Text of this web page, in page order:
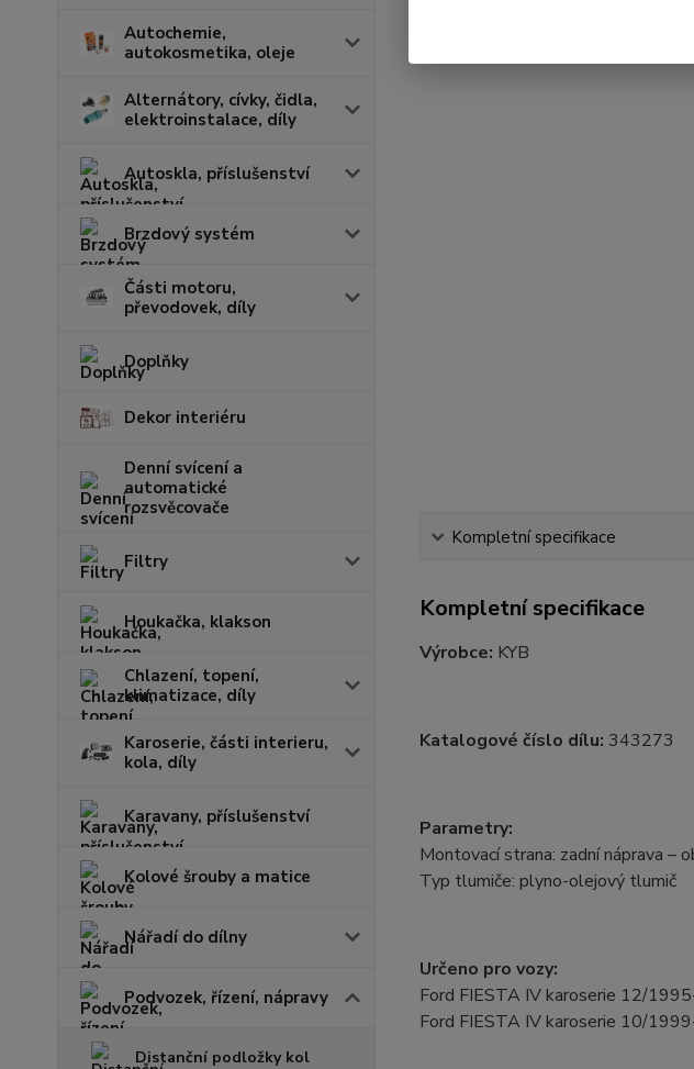
Autochemie,
autokosmetika, oleje
Alternátory, cívky, čidla,
elektroinstalace, díly
Autoskla, příslušenství
Brzdový systém
Části motoru,
převodovek, díly
Doplňky
Dekor interiéru
Denní svícení a
automatické
rozsvěcovače
Filtry
Houkačka, klakson
Chlazení, topení,
klimatizace, díly
Karoserie, části interieru,
kola, díly
Karavany, příslušenství
Kolové šrouby a matice
Nářadí do dílny
Podvozek, řízení, nápravy
Distanční podložky kol
Kompletní specifikace
Kompletní specifikace
Výrobce: KYB
Katalogové číslo dílu: 343273
Parametry:
Montovací strana: zadní náprava –
Typ tlumiče: plyno-olejový tlumič
Určeno pro vozy:
Ford FIESTA IV karoserie 12/
Ford FIESTA IV karoserie 10/